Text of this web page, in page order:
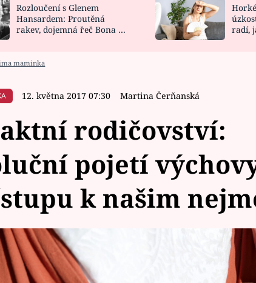
CELEBRITY
VAŘENÍ
NOVINKY
VIDEORECEPTY
Rozloučení s Glenem
Hansardem: Proutěná
rakev, dojemná řeč Bona a
radí,
maminka
12. května 2017 07:30 Martina Čerňanská
rodičovství:
pojetí
k našim